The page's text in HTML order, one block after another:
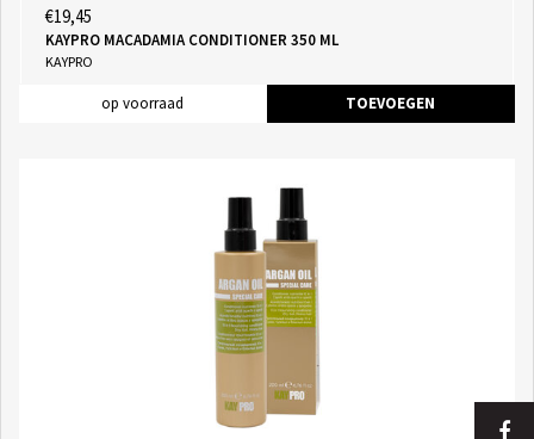
€19,45
KAYPRO MACADAMIA CONDITIONER 350 ML
KAYPRO
op voorraad TOEVOEGEN